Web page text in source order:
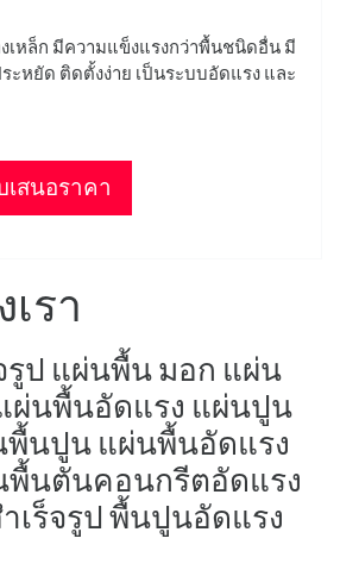
เหล็ก มีความแข็งแรงกว่าพื้นชนิดอื่น มี
ะหยัด ติดตั้งง่าย เป็นระบบอัดแรง และ
สนอราคา
รา
รูป แผ่นพื้น มอก แผ่น
ผ่นพื้นอัดแรง แผ่นปูน
นปูน แผ่นพื้นอัดแรง
พื้นตันคอนกรีตอัดแรง
เร็จรูป พื้นปูนอัดแรง